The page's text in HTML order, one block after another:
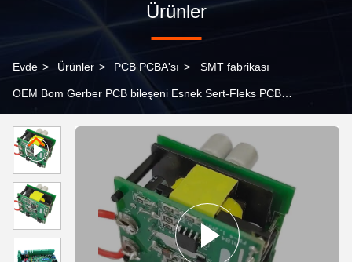
Ürünler
Evde > Ürünler > PCB PCBA'sı > SMT fabrikası
OEM Bom Gerber PCB bileşeni Esnek Sert-Fleks PCB